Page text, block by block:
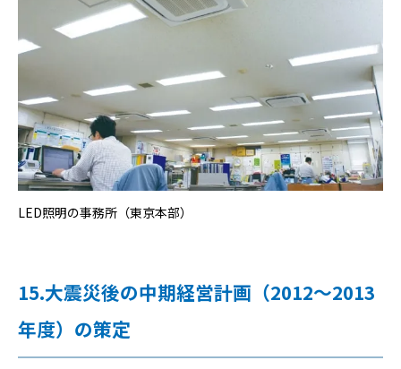
LED照明の事務所（東京本部）
15.大震災後の中期経営計画（2012～2013
年度）の策定